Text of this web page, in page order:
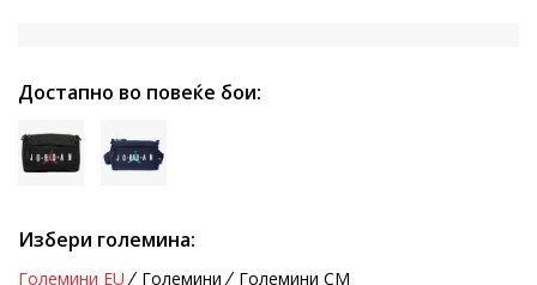
Достапно во повеќе бои:
Избери големина:
Големини EU Големини Големини CM